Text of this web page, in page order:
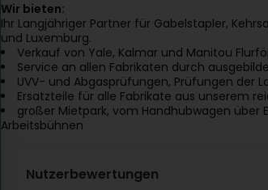
Wir bieten:
Ihr Langjähriger Partner für Gabelstapler,
und Luxemburg.
Verkauf von Yale, Kalmar und Manitou
Service an allen Fabrikaten durch
UVV- und Abgasprüfungen, Prüfungen der
Ersatzteile für alle Fabrikate aus unserem
großer Mietpark, vom Handhubwagen über
Arbeitsbühnen
Nutzerbewertungen